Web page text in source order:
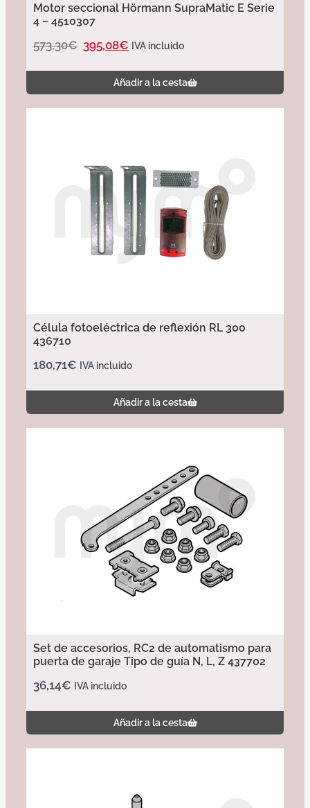
Motor seccional Hörmann SupraMatic E Serie
4 – 4510307
573,30€ 395,08€ IVA incluido
Añadir a la cesta
Célula fotoeléctrica de reflexión RL 300
436710
180,71€ IVA incluido
Añadir a la cesta
Set de accesorios, RC2 de automatismo para
puerta de garaje Tipo de guía N, L, Z 437702
36,14€ IVA incluido
Añadir a la cesta